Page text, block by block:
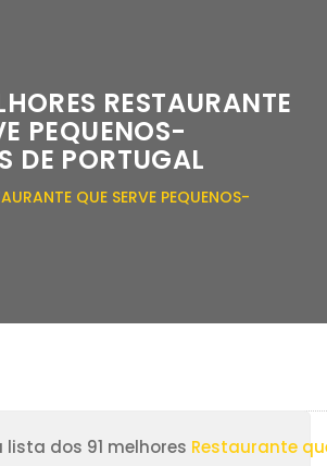
RESTAURANTE
PEQUENOS-
DE PORTUGAL
QUE SERVE PEQUENOS-
lista dos 91 melhores Restaurante